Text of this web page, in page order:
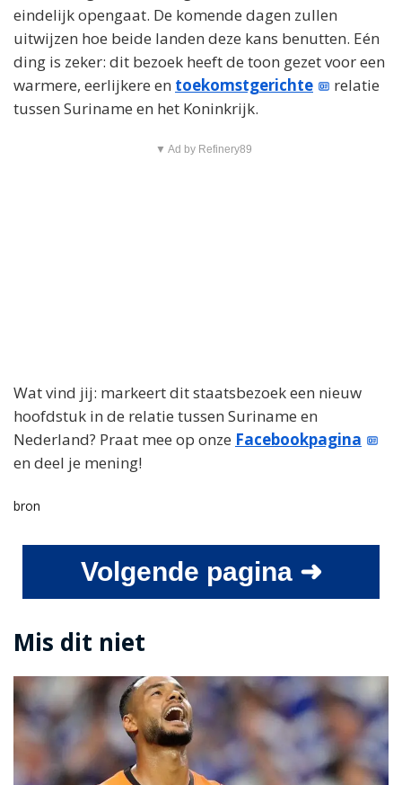
eindelijk opengaat. De komende dagen zullen
uitwijzen hoe beide landen deze kans benutten. Eén
ding is zeker: dit bezoek heeft de toon gezet voor een
warmere, eerlijkere en toekomstgerichte
relatie
tussen Suriname en het Koninkrijk.
▼ Ad by Refinery89
Wat vind jij: markeert dit staatsbezoek een nieuw
hoofdstuk in de relatie tussen Suriname en
Nederland? Praat mee op onze Facebookpagina
en deel je mening!
bron
Volgende pagina ➜
Mis dit niet